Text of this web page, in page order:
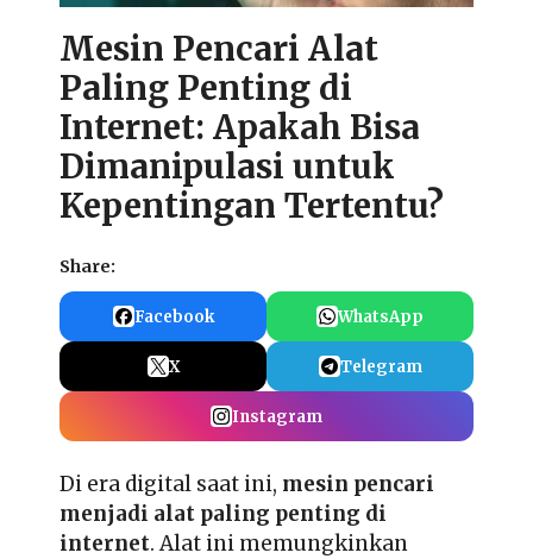
Mesin Pencari Alat
Paling Penting di
Internet: Apakah Bisa
Dimanipulasi untuk
Kepentingan Tertentu?
Share:
Facebook WhatsApp
X Telegram
Instagram
Di era digital saat ini, mesin pencari
menjadi alat paling penting di
internet. Alat ini memungkinkan